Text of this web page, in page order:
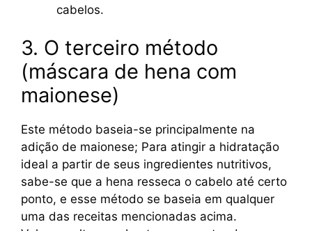
cabelos.
3. O terceiro método
(máscara de hena com
maionese)
Este método baseia-se principalmente na
adição de maionese; Para atingir a hidratação
ideal a partir de seus ingredientes nutritivos,
sabe-se que a hena resseca o cabelo até certo
ponto, e esse método se baseia em qualquer
uma das receitas mencionadas acima.